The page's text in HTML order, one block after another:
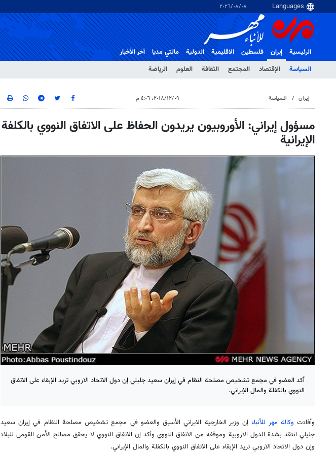
٠٨‏/٠٨‏/٢٠٢٦
الرئيسية
إيران
السياسة
الإقتصاد المجتمع الثقافة العلوم الرياضة
فلسطین الاقلیمیة الدولية مالتي مدیا آخر الأخبار
إيران السياسة ٠٩‏/١٢‏/٢٠١٨، ٤:٠٦ م
مسؤول إيراني: الأوروبيون يريدون الحفاظ على الاتفاق النووي بالكلفة
الإيرانية
أكد العضو في مجمع تشخيص مصلحة النظام في إيران سعيد جليلي إن دول الاتحاد الاروبي تريد الإبقاء على الاتفاق
النووي بالكفلة والمال الإيراني.
وأفادت وكالة مهر للأنباءإن وزير الخارجية الايراني الأسبق والعضو في مجمع تشخيص مصلحة النظام في إيران سعيد
جليلي انتقد بشدة الدول الاروبية وموقفه من الاتفاق النووي وأكد إن الاتفاق النووي لا يحقق مصالح الأمن القومي للبلاد
وإن دول الاتحاد الاروبي تريد الإبقاء على الاتفاق النووي بالكفلة والمال الإيراني.